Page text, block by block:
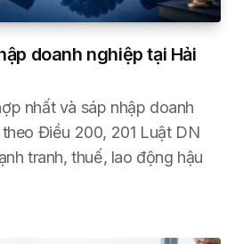
doanh nghiệp tại Hải
nhất và sáp nhập doanh
Điều 200, 201 Luật DN
tranh, thuế, lao động hậu